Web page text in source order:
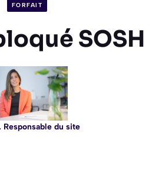
FORFAIT
SOSH
Responsable du site